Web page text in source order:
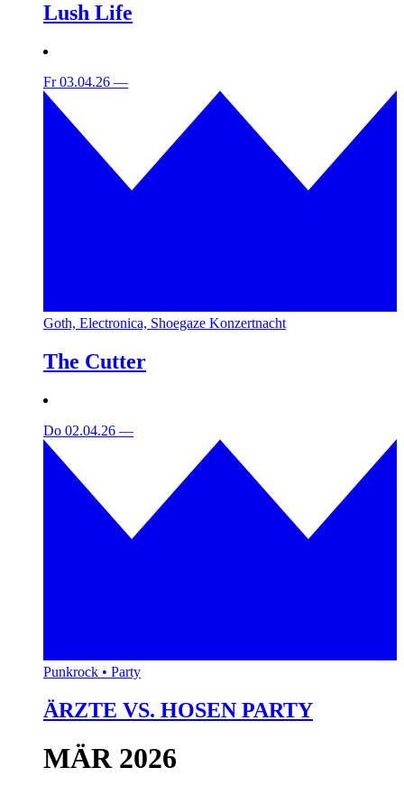
Lush Life
Fr 03.04.26 —
Goth, Electronica, Shoegaze Konzertnacht
The Cutter
Do 02.04.26 —
Punkrock • Party
ÄRZTE VS. HOSEN PARTY
MÄR 2026